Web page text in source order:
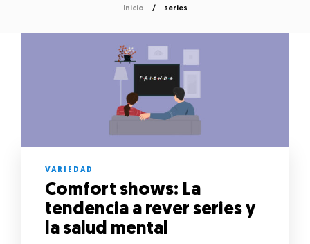
Inicio series
VARIEDAD
Comfort shows: La
tendencia a rever series y
la salud mental